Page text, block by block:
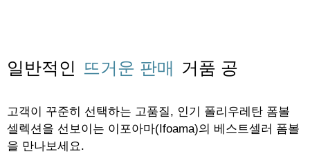
일반적인 뜨거운 판매 거품 공
고객이 꾸준히 선택하는 고품질, 인기 폴리우레탄 폼볼
셀렉션을 선보이는 이포아마(Ifoama)의 베스트셀러 폼볼
을 만나보세요.